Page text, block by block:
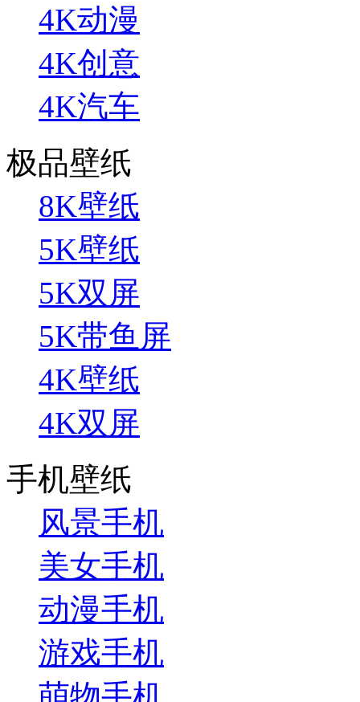
4K动漫
4K创意
4K汽车
极品壁纸
8K壁纸
5K壁纸
5K双屏
5K带鱼屏
4K壁纸
4K双屏
手机壁纸
风景手机
美女手机
动漫手机
游戏手机